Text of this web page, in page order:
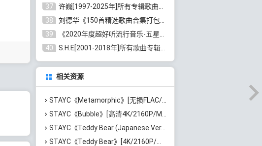
37
许巍[1997-2025年]所有专辑歌曲合集打包[无损FLAC/MP3/7.48GB]百度云网盘下载
38
刘德华《150首精选歌曲合集打包》[无损FLAC/MP3/5.26GB]百度云网盘下载
39
《2020年度超好听流行音乐-五星珍藏版10CD》[无损WAV/MP3/6.77GB]百度云网盘下载
40
S.H.E[2001-2018年]所有歌曲专辑打包[无损FLAC/MP3/16.05GB]百度云网盘下载
相关资源
STAYC《Metamorphic》[无损FLAC/MP3/993MB]百度云网盘下载
STAYC《Bubble》[高清4K/2160P/MKV/1.77GB]迅雷云网盘下载
STAYC《Teddy Bear (Japanese Ver.)》[无损FLAC/MP3/100MB]百度云网盘下载
STAYC《Teddy Bear》[4K/2160P/MKV/1.33GB]迅雷云网盘下载